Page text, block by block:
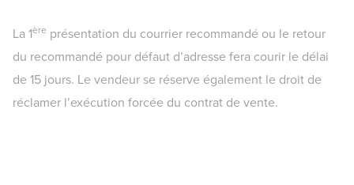
La 1ère présentation du courrier recommandé ou le retour
du recommandé pour défaut d’adresse fera courir le délai
de 15 jours. Le vendeur se réserve également le droit de
réclamer l’exécution forcée du contrat de vente.